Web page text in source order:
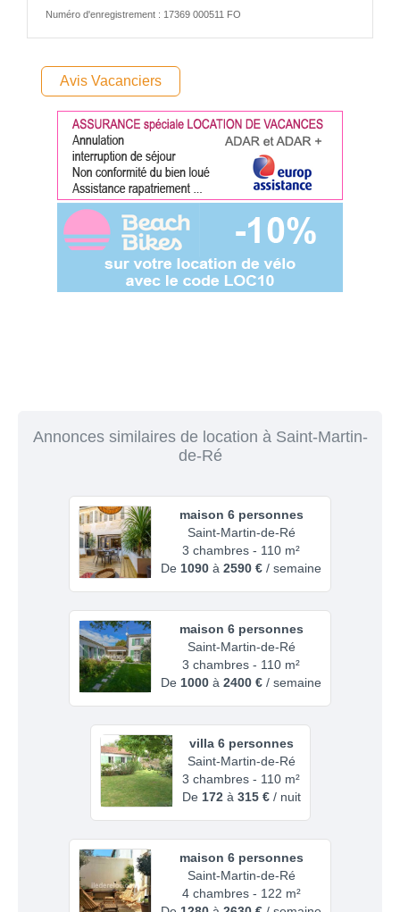
Numéro d'enregistrement : 17369 000511 FO
Avis Vacanciers
Annonces similaires de location à Saint-Martin-
de-Ré
maison 6 personnes
Saint-Martin-de-Ré
3 chambres - 110 m²
De 1090 à 2590 € / semaine
maison 6 personnes
Saint-Martin-de-Ré
3 chambres - 110 m²
De 1000 à 2400 € / semaine
villa 6 personnes
Saint-Martin-de-Ré
3 chambres - 110 m²
De 172à 315 €/ nuit
maison 6 personnes
Saint-Martin-de-Ré
4 chambres - 122 m²